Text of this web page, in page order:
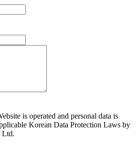
is operated and personal data is
Korean Data Protection Laws by
Ltd.